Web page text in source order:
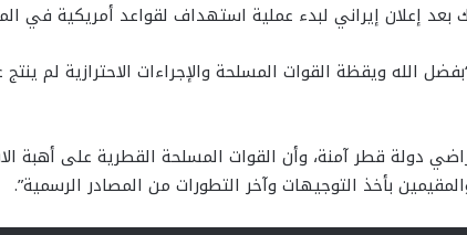
بعد إعلان إيراني لبدء عملية استهداف لقواعد أمريكية في
الله ويقظة القوات المسلحة والإجراءات الاحترازية لم
دولة قطر آمنة، وأن القوات المسلحة القطرية على أهبة
بأخذ التوجيهات وآخر التطورات من المصادر الرسمية”.